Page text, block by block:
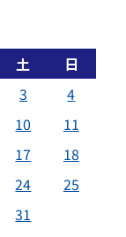
土
日
3
4
10
11
17
18
24
25
31